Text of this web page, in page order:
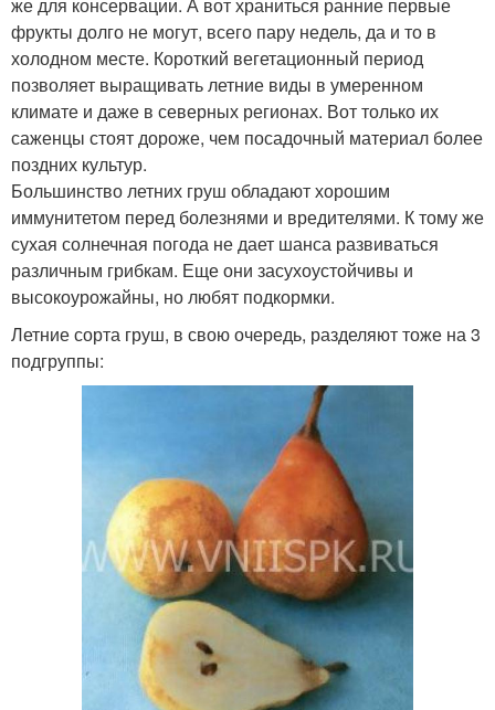
же для консервации. А вот храниться ранние первые
фрукты долго не могут, всего пару недель, да и то в
холодном месте. Короткий вегетационный период
позволяет выращивать летние виды в умеренном
климате и даже в северных регионах. Вот только их
саженцы стоят дороже, чем посадочный материал более
поздних культур.
Большинство летних груш обладают хорошим
иммунитетом перед болезнями и вредителями. К тому же
сухая солнечная погода не дает шанса развиваться
различным грибкам. Еще они засухоустойчивы и
высокоурожайны, но любят подкормки.
Летние сорта груш, в свою очередь, разделяют тоже на 3
подгруппы: